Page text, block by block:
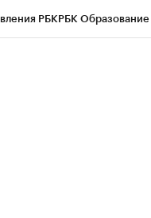
РБКРБК Образование